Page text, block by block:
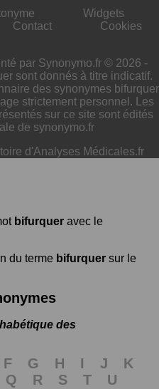
Widgets
Contact
Cookies
par Synonymo.fr © 2026 -
sont donnés à titre indicatif.
des synonymes bifurquer
strictement personnel. Les
sur ce site sont édités
de synonymo.fr
d'Analyses Médicales.fr
bifurquer avec le
du terme bifurquer sur le
des
F G H I J
K
Q R S T
U